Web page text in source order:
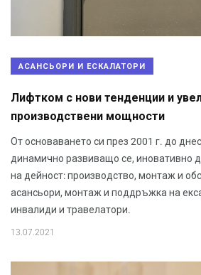
АСАНСЬОРИ И ЕСКАЛАТОРИ
Лифтком с нови тенденции и
производствени мощности
От основаването си през 2001 г. до
динамично развиващо се, иновативно
на дейност: производство, монтаж и
асансьори, монтаж и поддръжка на
инвалиди и травелатори.
13.07.2021